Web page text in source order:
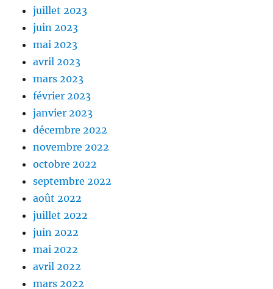
juillet 2023
juin 2023
mai 2023
avril 2023
mars 2023
février 2023
janvier 2023
décembre 2022
novembre 2022
octobre 2022
septembre 2022
août 2022
juillet 2022
juin 2022
mai 2022
avril 2022
mars 2022